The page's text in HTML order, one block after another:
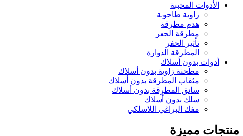
الأدوات المحببة
زاوية طاحونة
هدم مطرقة
مطرقة الحفر
تأثير الحفر
المطرقة الدوارة
أدوات بدون أسلاك
مطحنة زاوية بدون أسلاك
مثقاب المطرقة بدون أسلاك
سائق المطرقة بدون أسلاك
سلك بدون أسلاك
مفك البراغي اللاسلكي
منتجات مميزة